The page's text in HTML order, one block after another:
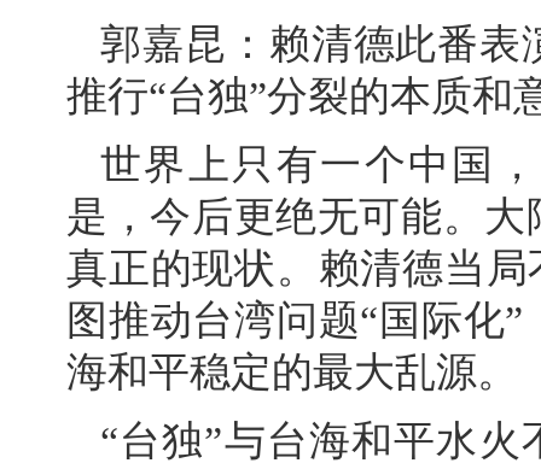
郭嘉昆：赖清德此番表
推行“台独”分裂的本质和
世界上只有一个中国
是，今后更绝无可能。
真正的现状。赖清德当
图推动台湾问题“国际化
海和平稳定的最大乱源。
“台独”与台海和平水